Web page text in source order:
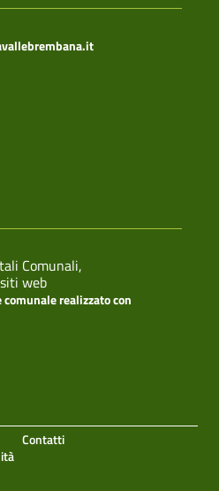
Comunali,
web
comunale realizzato con
Contatti